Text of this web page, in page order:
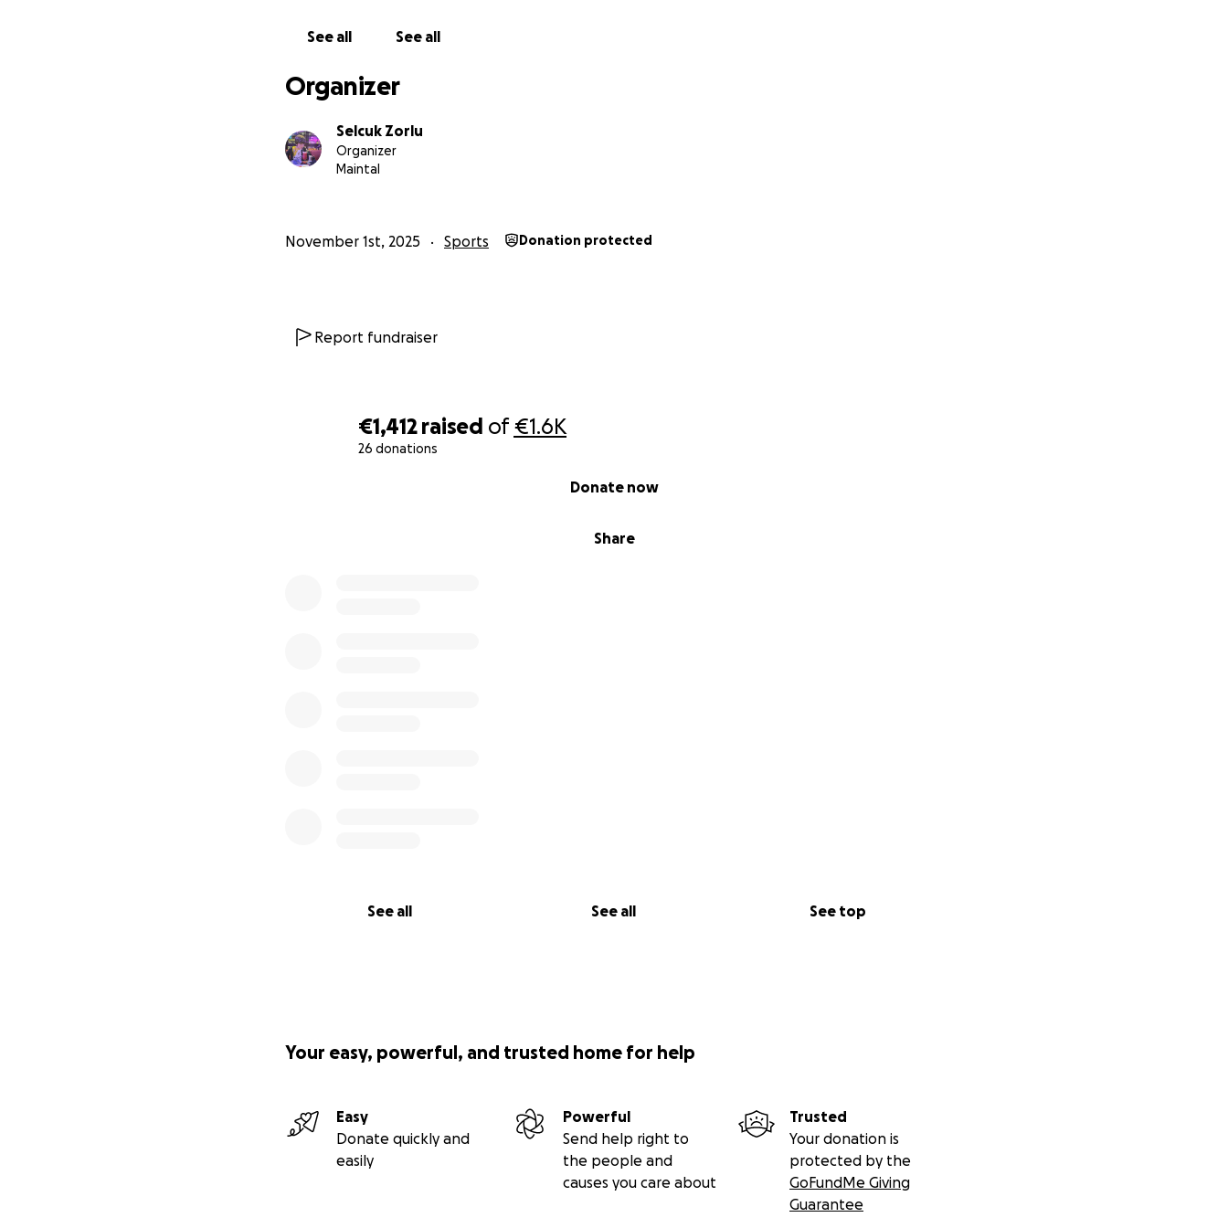
€1,412 raised of€1.6K
26 donations
Share
Donate now
See all See all See top
See all See all
Organizer
Selcuk Zorlu
Organizer
Maintal
November 1st, 2025 Sports Donation protected
Report fundraiser
Your easy, powerful, and trusted home for help
Easy
Donate quickly and
easily
Powerful
Send help right to
the people and
causes you care about
Trusted
Your donation is
protected by the
GoFundMe Giving
Guarantee